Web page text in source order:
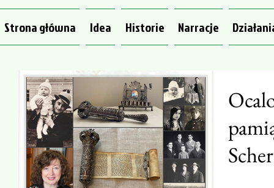
Strona główna Idea Historie Narracje